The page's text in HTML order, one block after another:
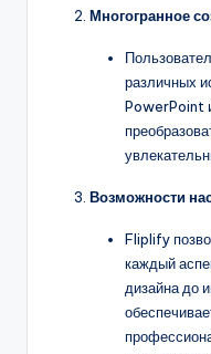
Многогранное
различных
PowerPoint
Возможности
Fliplify
каждый
дизайна до